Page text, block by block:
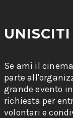
Se ami il
parte
grande evento
richiesta per
volontari e